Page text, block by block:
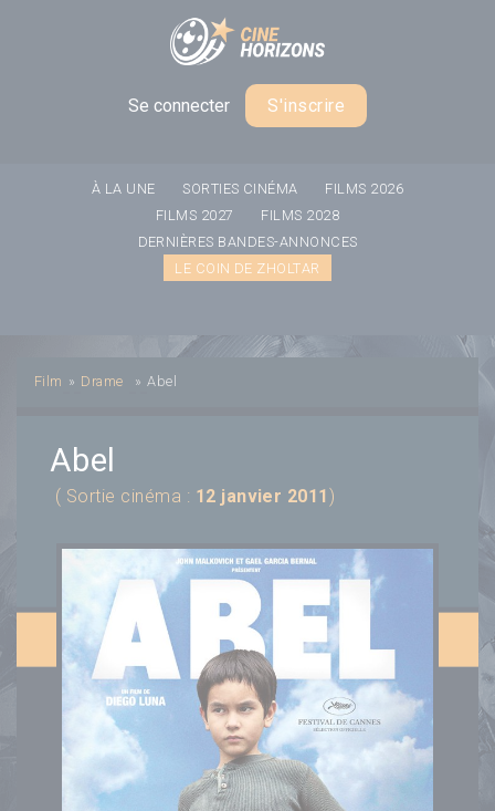
Se connecter S'inscrire
À LA UNE SORTIES CINÉMA
FILMS 2026
FILMS 2027
FILMS 2028
DERNIÈRES BANDES-ANNONCES
LE COIN DE ZHOLTAR
Film » Drame » Abel
Abel
( Sortie cinéma : 12 janvier 2011)
Panneau de gestion des cookies